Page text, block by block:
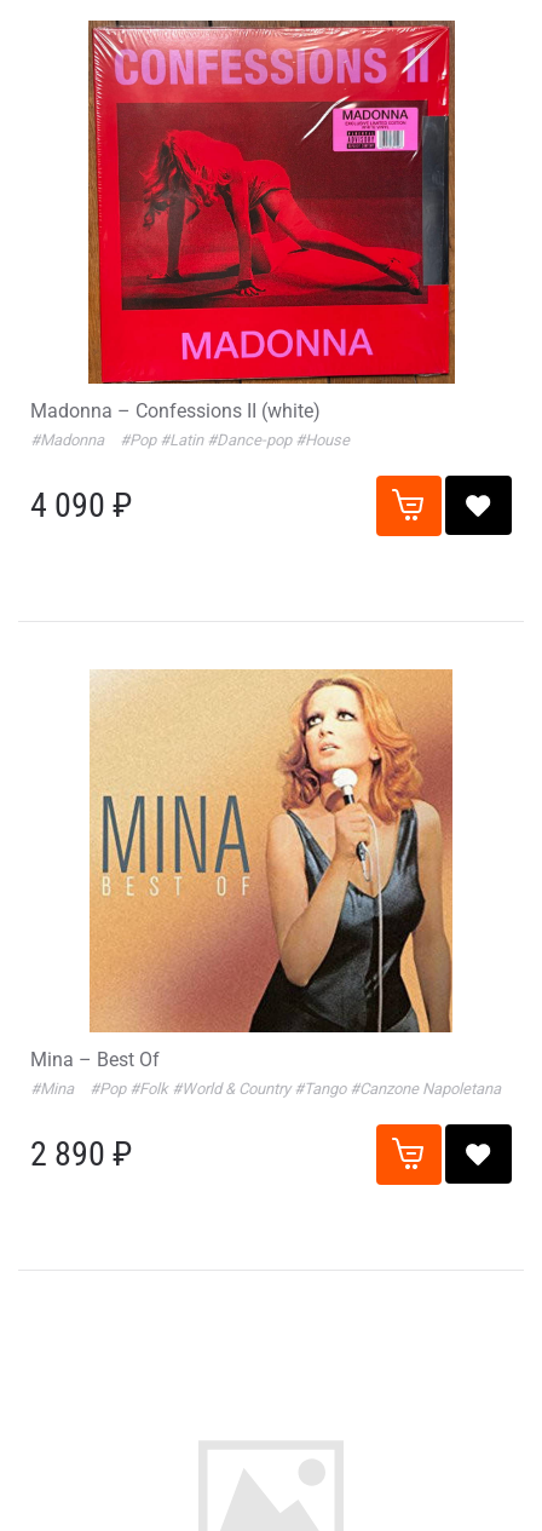
Madonna – Confessions II (white)
#Madonna #Pop #Latin #Dance-pop #House
4 090 ₽
Mina – Best Of
#Mina #Pop #Folk #World & Country #Tango #Canzone Napoletana
2 890 ₽